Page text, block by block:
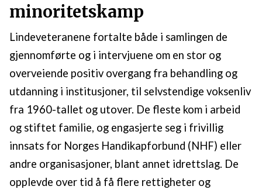
minoritetskamp
Lindeveteranene fortalte både i samlingen de
gjennomførte og i intervjuene om en stor og
overveiende positiv overgang fra behandling og
utdanning i institusjoner, til selvstendige voksenliv
fra 1960-tallet og utover. De fleste kom i arbeid
og stiftet familie, og engasjerte seg i frivillig
innsats for Norges Handikapforbund (NHF) eller
andre organisasjoner, blant annet idrettslag. De
opplevde over tid å få flere rettigheter og